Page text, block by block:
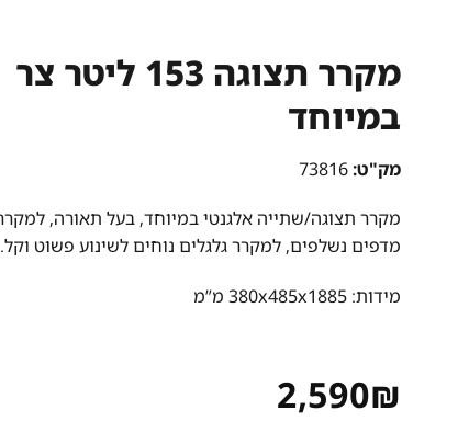
מקרר תצוגה 153 ליטר צר
במיוחד
מק"ט:
מדפים נשלפים, למקרר גלגלים נוחים לשינוע פשוט וקל.
מידות: 380x485x1885 מ”מ
2,590₪